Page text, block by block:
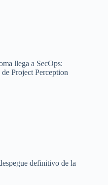
llega a SecOps:
Project Perception
definitivo de la